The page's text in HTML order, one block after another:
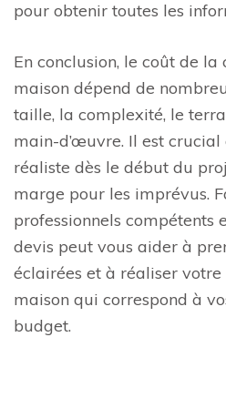
pour obtenir toutes les
En conclusion, le coût de la
maison dépend de
taille, la complexité, le
main-d’œuvre. Il est crucial
réaliste dès le début du
marge pour les imprévus.
professionnels compétents
devis peut vous aider à
éclairées et à réaliser votre
maison qui correspond à
budget.